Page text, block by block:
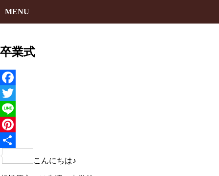
MENU
卒業式
Facebook
Twitter
Line
Pinterest
こんにちは♪